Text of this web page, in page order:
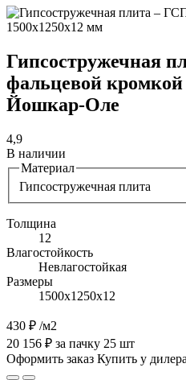
Гипсостружечная
фальцевой кромкой
Йошкар-Оле
4,9
В наличии
Материал
Гипсостружечная плита
Толщина
12
Влагостойкость
Невлагостойкая
Размеры
1500х1250х12
430 ₽ /м2
20 156 ₽ за пачку 25 шт
Оформить заказ Купить у